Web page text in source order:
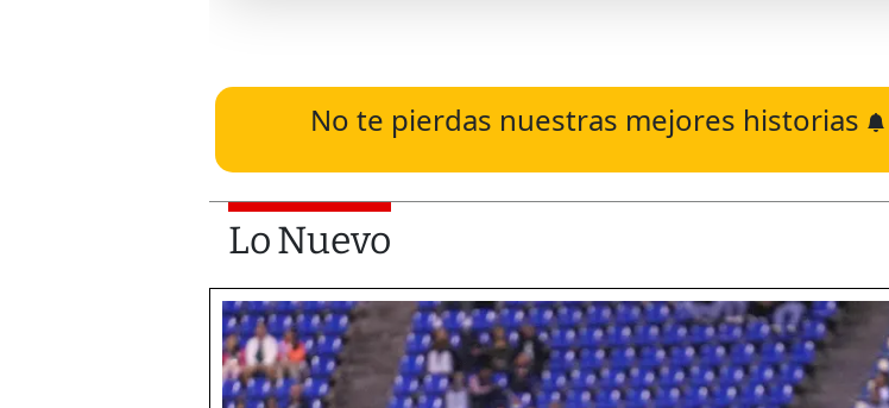
No te pierdas nuestras mejores historias
Lo Nuevo